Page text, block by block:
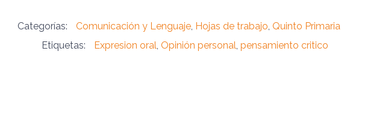
Categorías: Comunicación y Lenguaje, Hojas de trabajo, Quinto Primaria
Etiquetas:
Expresion oral, Opinión personal, pensamiento critico